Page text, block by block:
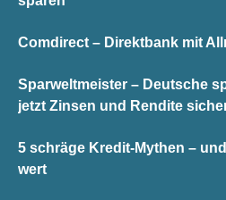
Comdirect – Direktbank mit
Sparweltmeister – Deutsche
jetzt Zinsen und Rendite
5 schräge Kredit-Mythen –
wert